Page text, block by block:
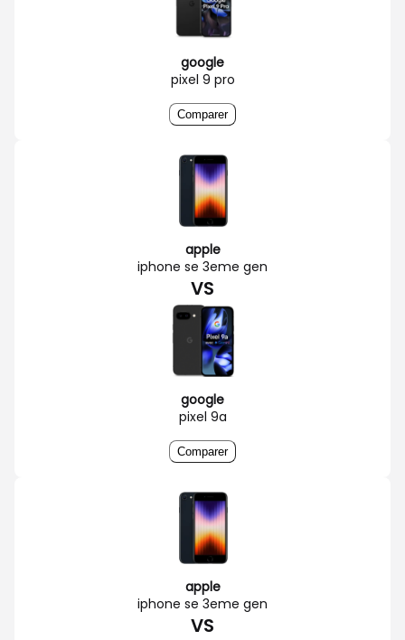
google
pixel 9 pro
Comparer
apple
iphone se 3eme gen
VS
google
pixel 9a
Comparer
apple
iphone se 3eme gen
VS